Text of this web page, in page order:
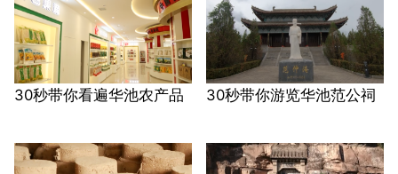
30秒带你看遍华池农产品 30秒带你游览华池范公祠